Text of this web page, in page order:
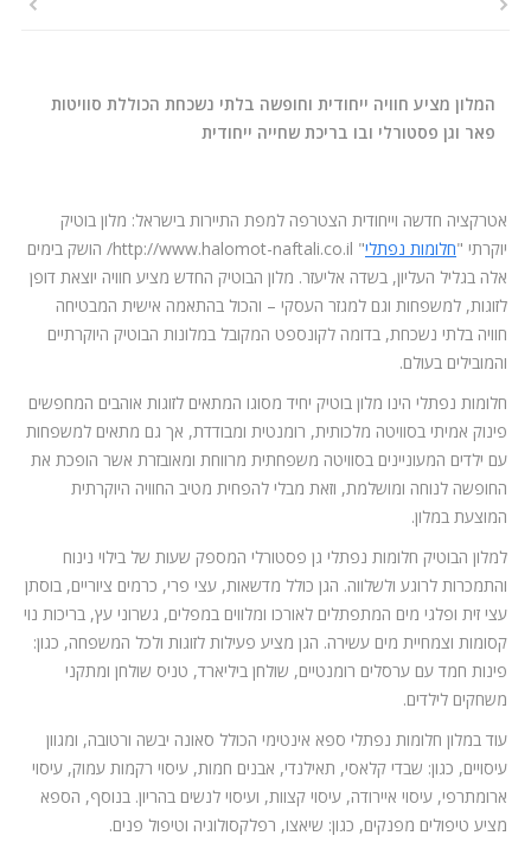
צור קשר
המלון מציע חוויה ייחודית וחופשה בלתי נשכחת הכוללת סוויטות
פאר וגן פסטורלי ובו בריכת שחייה ייחודית
אטרקציה חדשה וייחודית הצטרפה למפת התיירות בישראל: מלון בוטיק
יוקרתי "חלומות נפתלי
" http://www.halomot-naftali.co.il/ הושק בימים
אלה בגליל העליון, בשדה אליעזר. מלון הבוטיק החדש מציע חוויה יוצאת דופן
לזוגות, למשפחות וגם למגזר העסקי – והכול בהתאמה אישית המבטיחה
חוויה בלתי נשכחת, בדומה לקונספט המקובל במלונות הבוטיק היוקרתיים
והמובילים בעולם.
חלומות נפתלי הינו מלון בוטיק יחיד מסוגו המתאים לזוגות אוהבים המחפשים
פינוק אמיתי בסוויטה מלכותית, רומנטית ומבודדת, אך גם מתאים למשפחות
עם ילדים המעוניינים בסוויטה משפחתית מרווחת ומאובזרת אשר הופכת את
החופשה לנוחה ומושלמת, וזאת מבלי להפחית מטיב החוויה היוקרתית
המוצעת במלון.
למלון הבוטיק חלומות נפתלי גן פסטורלי המספק שעות של בילוי נינוח
והתמכרות לרוגע ולשלווה. הגן כולל מדשאות, עצי פרי, כרמים ציוריים, בוסתן
עצי זית ופלגי מים המתפתלים לאורכו ומלווים במפלים, גשרוני עץ, בריכות נוי
קסומות וצמחיית מים עשירה. הגן מציע פעילות לזוגות ולכל המשפחה, כגון:
פינות חמד עם ערסלים רומנטיים, שולחן ביליארד, טניס שולחן ומתקני
משחקים לילדים.
עוד במלון חלומות נפתלי ספא אינטימי הכולל סאונה יבשה ורטובה, ומגוון
עיסויים, כגון: שבדי קלאסי, תאילנדי, אבנים חמות, עיסוי רקמות עמוק, עיסוי
ארומתרפי, עיסוי איירודה, עיסוי קצוות, ועיסוי לנשים בהריון. בנוסף, הספא
מציע טיפולים מפנקים, כגון: שיאצו, רפלקסולוגיה וטיפול פנים.